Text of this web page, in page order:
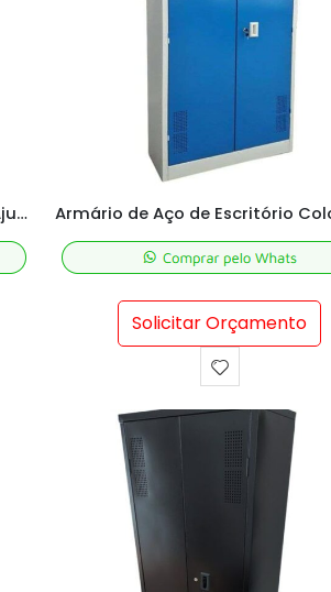
Armário de Aço com 4 Prateleiras Ajustáveis – Alta Durabilidade
Solicitar Orçamento